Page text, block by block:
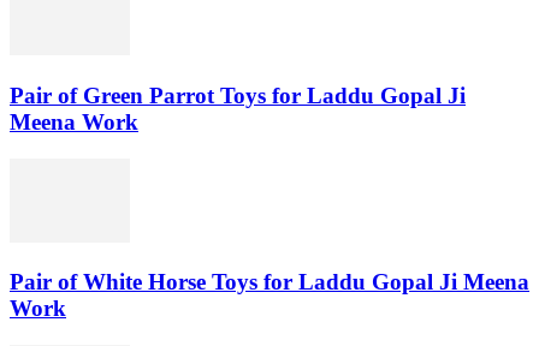
Pair of Green Parrot Toys for Laddu Gopal Ji
Meena Work
Pair of White Horse Toys for Laddu Gopal Ji Meena
Work